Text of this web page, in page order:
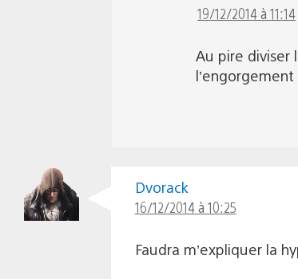
19/12/2014 à 11:14
Au pire diviser
Dvorack
16/12/2014 à 10:25
Faudra m’expliquer la